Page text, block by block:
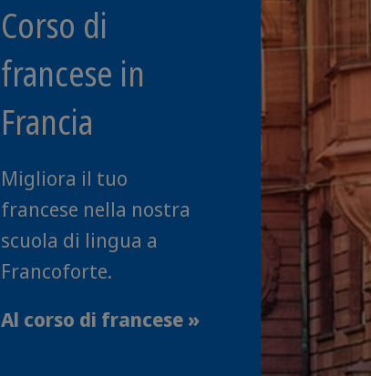
Corso di
francese in
Francia
Migliora il tuo
francese nella nostra
scuola di lingua a
Francoforte.
Al corso di francese »